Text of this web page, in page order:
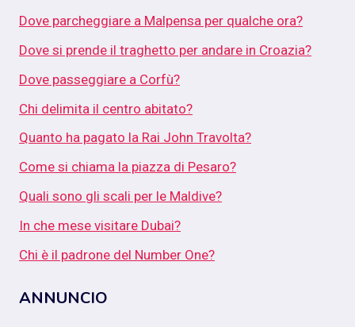
Dove parcheggiare a Malpensa per qualche ora?
Dove si prende il traghetto per andare in Croazia?
Dove passeggiare a Corfù?
Chi delimita il centro abitato?
Quanto ha pagato la Rai John Travolta?
Come si chiama la piazza di Pesaro?
Quali sono gli scali per le Maldive?
In che mese visitare Dubai?
Chi è il padrone del Number One?
ANNUNCIO